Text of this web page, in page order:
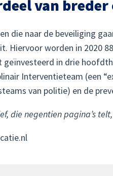
van
die naar de beveiliging
Hiervoor worden in 2020
in drie
Interventieteam (een
van politie) en de
die negentien pagina’s